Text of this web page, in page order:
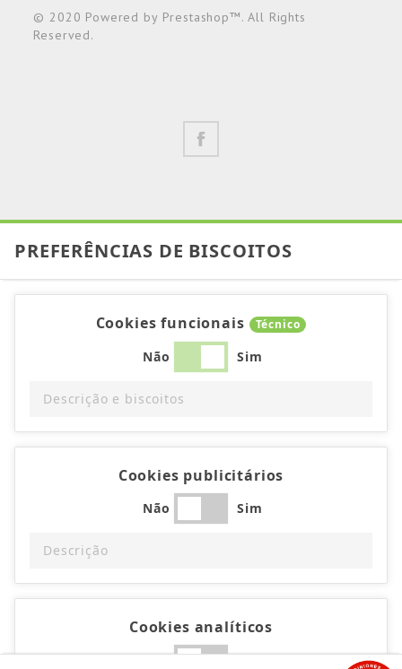
© 2020 Powered by Prestashop™. All Rights
Reserved.
PREFERÊNCIAS DE BISCOITOS
Cookies funcionais Técnico
Não Sim
Descrição e biscoitos
Cookies publicitários
Não Sim
Descrição
Cookies analíticos
Não Sim